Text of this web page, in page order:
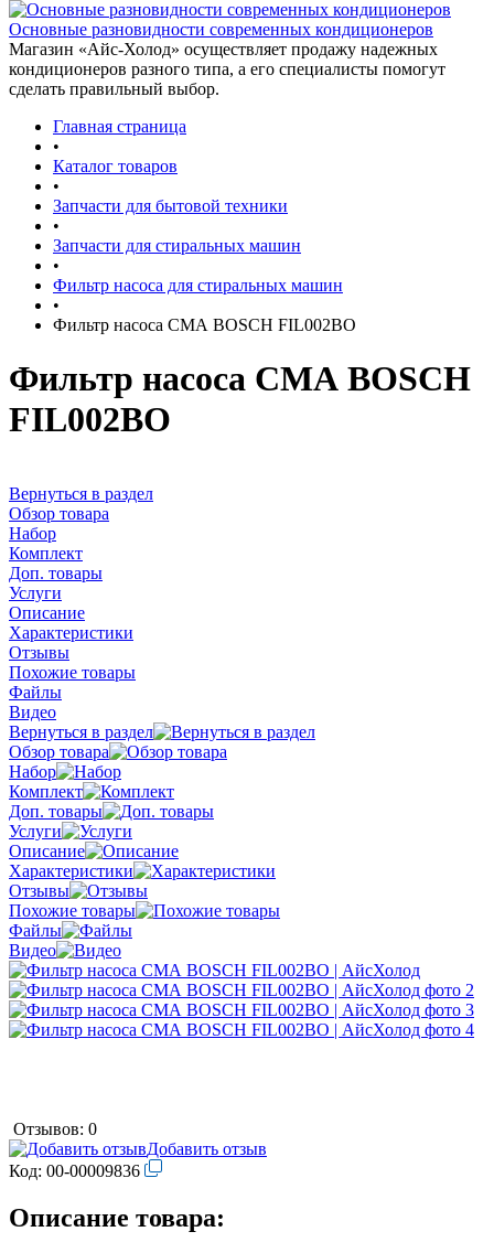
Основные разновидности современных кондиционеров
Магазин «Айс-Холод» осуществляет продажу надежных
кондиционеров разного типа, а его специалисты помогут
сделать правильный выбор.
Главная страница
•
Каталог товаров
•
Запчасти для бытовой техники
•
Запчасти для стиральных машин
•
Фильтр насоса для стиральных машин
•
Фильтр насоса СМА BOSCH FIL002BO
Фильтр насоса СМА BOSCH
FIL002BO
Вернуться в раздел
Обзор товара
Набор
Комплект
Доп. товары
Услуги
Описание
Характеристики
Отзывы
Похожие товары
Файлы
Видео
Вернуться в раздел
Обзор товара
Набор
Комплект
Доп. товары
Услуги
Описание
Характеристики
Отзывы
Похожие товары
Файлы
Видео
Отзывов: 0
Добавить отзыв
Код: 00-00009836
Описание товара: